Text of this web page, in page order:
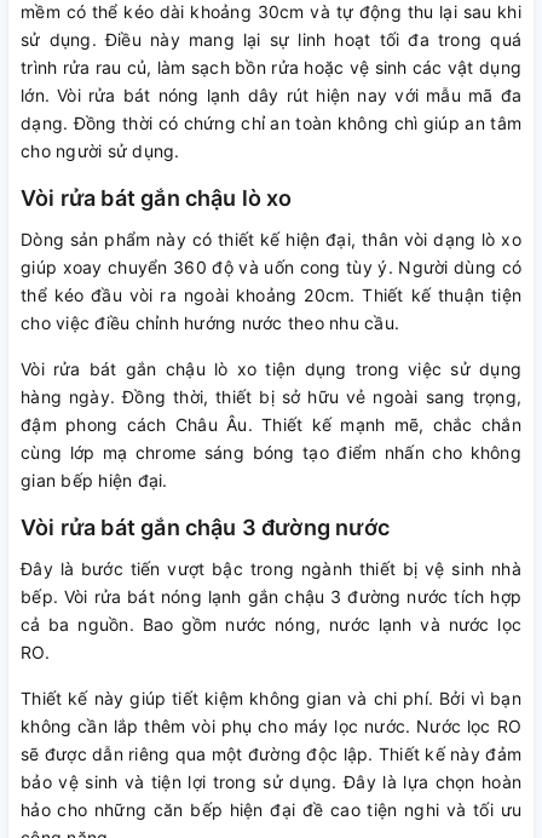
mềm có thể kéo dài khoảng 30cm và tự động thu lại sau khi
sử dụng. Điều này mang lại sự linh hoạt tối đa trong quá
trình rửa rau củ, làm sạch bồn rửa hoặc vệ sinh các vật dụng
lớn. Vòi rửa bát nóng lạnh dây rút hiện nay với mẫu mã đa
dạng. Đồng thời có chứng chỉ an toàn không chì giúp an tâm
cho người sử dụng.
Vòi rửa bát gắn chậu lò xo
Dòng sản phẩm này có thiết kế hiện đại, thân vòi dạng lò xo
giúp xoay chuyển 360 độ và uốn cong tùy ý. Người dùng có
thể kéo đầu vòi ra ngoài khoảng 20cm. Thiết kế thuận tiện
cho việc điều chỉnh hướng nước theo nhu cầu.
Vòi rửa bát gắn chậu lò xo tiện dụng trong việc sử dụng
hàng ngày. Đồng thời, thiết bị sở hữu vẻ ngoài sang trọng,
đậm phong cách Châu Âu. Thiết kế mạnh mẽ, chắc chắn
cùng lớp mạ chrome sáng bóng tạo điểm nhấn cho không
gian bếp hiện đại.
Vòi rửa bát gắn chậu 3 đường nước
Đây là bước tiến vượt bậc trong ngành thiết bị vệ sinh nhà
bếp. Vòi rửa bát nóng lạnh gắn chậu 3 đường nước tích hợp
cả ba nguồn. Bao gồm nước nóng, nước lạnh và nước lọc
RO.
Thiết kế này giúp tiết kiệm không gian và chi phí. Bởi vì bạn
không cần lắp thêm vòi phụ cho máy lọc nước. Nước lọc RO
sẽ được dẫn riêng qua một đường độc lập. Thiết kế này đảm
bảo vệ sinh và tiện lợi trong sử dụng. Đây là lựa chọn hoàn
hảo cho những căn bếp hiện đại đề cao tiện nghi và tối ưu